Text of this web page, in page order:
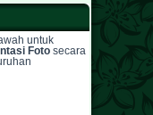
untuk
Foto secara